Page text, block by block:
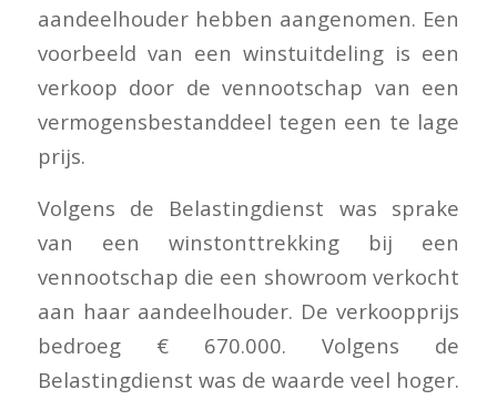
aandeelhouder hebben aangenomen. Een
voorbeeld van een winstuitdeling is een
verkoop door de vennootschap van een
vermogensbestanddeel tegen een te lage
prijs.
Volgens de Belastingdienst was sprake
van een winstonttrekking bij een
vennootschap die een showroom verkocht
aan haar aandeelhouder. De verkoopprijs
bedroeg € 670.000. Volgens de
Belastingdienst was de waarde veel hoger.